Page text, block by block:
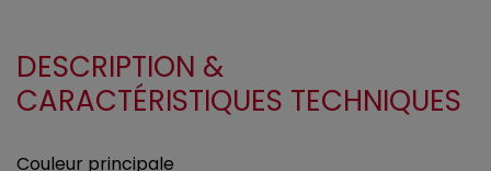
DESCRIPTION &
CARACTÉRISTIQUES TECHNIQUES
Couleur principale